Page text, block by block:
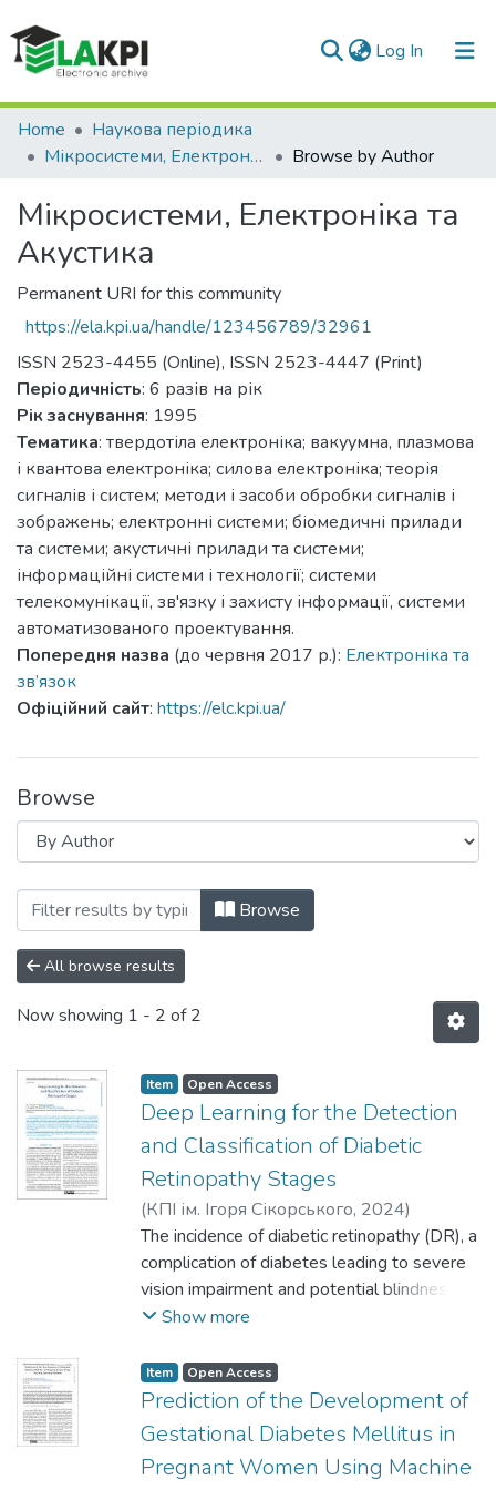
Log In (current)
Communities & Collections
All of DSpace
Home
Наукова періодика
Мікросистеми, Електроніка та Акустика
Browse by Author
Мікросистеми, Електроніка та
Акустика
Permanent URI for this community
https://ela.kpi.ua/handle/123456789/32961
ISSN 2523-4455 (Online), ISSN 2523-4447 (Print)
Періодичність: 6 разів на рік
Рік заснування: 1995
Тематика: твердотіла електроніка; вакуумна, плазмова
і квантова електроніка; силова електроніка; теорія
сигналів і систем; методи і засоби обробки сигналів і
зображень; електронні системи; біомедичні прилади
та системи; акустичні прилади та системи;
інформаційні системи і технології; системи
телекомунікації, зв'язку і захисту інформації, системи
автоматизованого проектування.
Попередня назва (до червня 2017 р.): Електроніка та
зв’язок
Офіційний сайт: https://elc.kpi.ua/
Browse
Browsing Мікросистеми, Електроніка
Browse
All browse results
Now showing 1 - 2 of 2
Item Open Access
Deep Learning for the Detection
and Classification of Diabetic
Retinopathy Stages
(КПІ ім. Ігоря Сікорського, 2024)
Basarab, M. R.;Ivanko, K. O.
The incidence of diabetic retinopathy (DR), a
complication of diabetes leading to severe
vision impairment and potential blindness,
has surged worldwide in recent years. This
causes of vision loss. To improve diagnostic
accuracy for DR and reduce the burden on
healthcare professionals, artificial
intelligence (AI) methods are increasingly
implemented in medical institutions. AI-
Show more
Item Open Access
Prediction of the Development of
Gestational Diabetes Mellitus in
Pregnant Women Using Machine